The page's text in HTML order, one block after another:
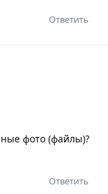
Ответить
фото (файлы)?
Ответить